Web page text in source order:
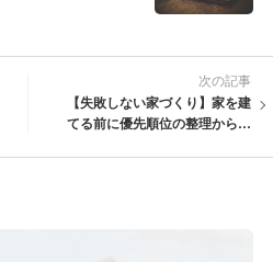
次の記事
【失敗しない家づくり】家を建
てる前に優先順位の整理から始